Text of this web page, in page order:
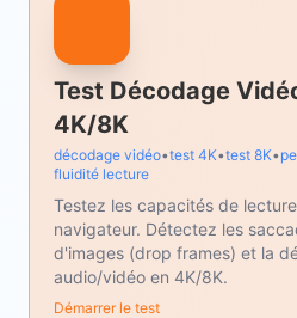
Test Décodage
4K/8K
décodage vidéo•test 4K•test 8K•
fluidité lecture
Testez les capacités de
navigateur. Détectez les
d'images (drop frames) et la
audio/vidéo en 4K/8K.
Démarrer le test